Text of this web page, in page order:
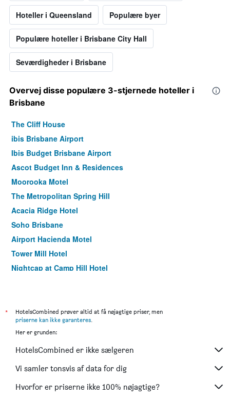
Hoteller i Queensland Populære byer
Populære hoteller i Brisbane City Hall
Seværdigheder i Brisbane
Overvej disse populære 3-stjernede hoteller i
Brisbane
The Cliff House
ibis Brisbane Airport
Ibis Budget Brisbane Airport
Ascot Budget Inn & Residences
Moorooka Motel
The Metropolitan Spring Hill
Acacia Ridge Hotel
Soho Brisbane
Airport Hacienda Motel
Tower Mill Hotel
Nightcap at Camp Hill Hotel
Comfort Inn North Brisbane
Aspley Carsel Motor Inn
Airport Motel
Abbey on Roma Hotel & Apartments
Kingsford Riverside Inn
*
HotelsCombined prøver altid at få nøjagtige priser, men
priserne kan ikke garanteres.
Her er grunden:
HotelsCombined er ikke sælgeren
Vi samler tonsvis af data for dig
Hvorfor er priserne ikke 100% nøjagtige?